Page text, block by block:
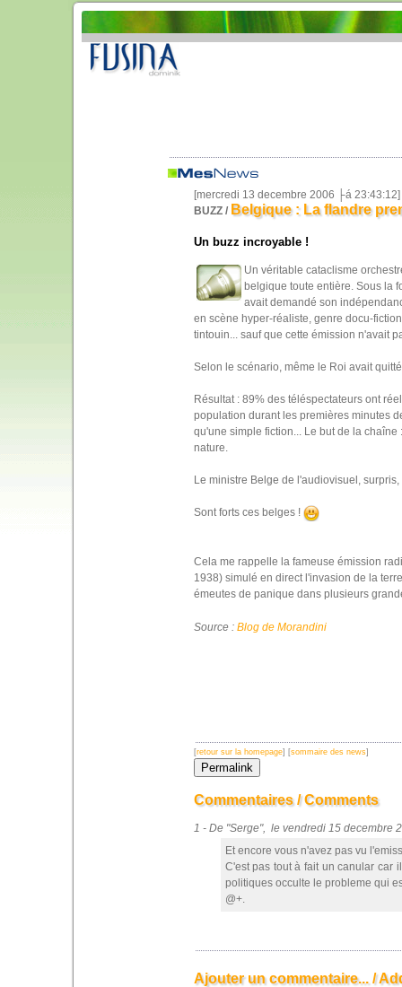
[mercredi 13 decembre 2006 ├á
BUZZ / Belgique : La flandre
Un buzz incroyable !
Un véritable cataclisme
belgique toute entière. Sous la
avait demandé son
en scène hyper-réaliste, genre docu-
tintouin... sauf que cette émission n'avait
Selon le scénario, même le Roi avait
Résultat : 89% des téléspectateurs ont
population durant les premières minutes
qu'une simple fiction... Le but de la
nature.
Le ministre Belge de l'audiovisuel,
Sont forts ces belges !
Cela me rappelle la fameuse émission
1938) simulé en direct l'invasion de la
émeutes de panique dans plusieurs
Source : Blog de Morandini
[retour sur la homepage] [sommaire des news]
Commentaires / Comments
1 - De "Serge", le vendredi 15 decembre
Et encore vous n'avez pas vu
C'est pas tout à fait un canular car
politiques occulte le probleme qui
@+.
Ajouter un commentaire... /